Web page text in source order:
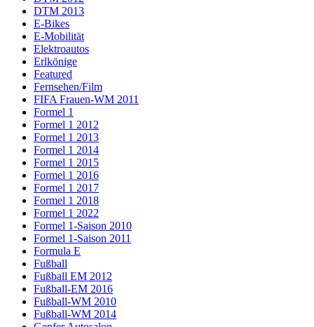
DTM 2013
E-Bikes
E-Mobilität
Elektroautos
Erlkönige
Featured
Fernsehen/Film
FIFA Frauen-WM 2011
Formel 1
Formel 1 2012
Formel 1 2013
Formel 1 2014
Formel 1 2015
Formel 1 2016
Formel 1 2017
Formel 1 2018
Formel 1 2022
Formel 1-Saison 2010
Formel 1-Saison 2011
Formula E
Fußball
Fußball EM 2012
Fußball-EM 2016
Fußball-WM 2010
Fußball-WM 2014